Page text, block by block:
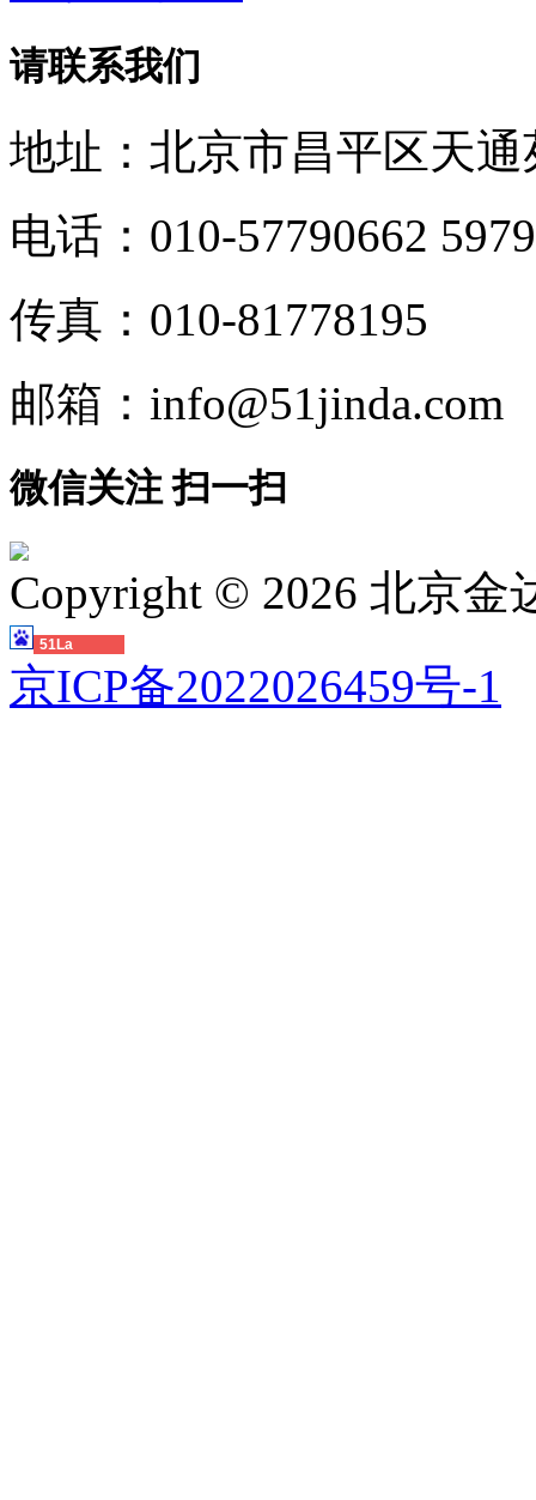
请联系我们
地址：北京市昌平区天
电话：010-57790662
传真：010-81778195
邮箱：info@51jinda.com
微信关注 扫一扫
Copyright © 2026 北京金
51La
京ICP备2022026459号-1